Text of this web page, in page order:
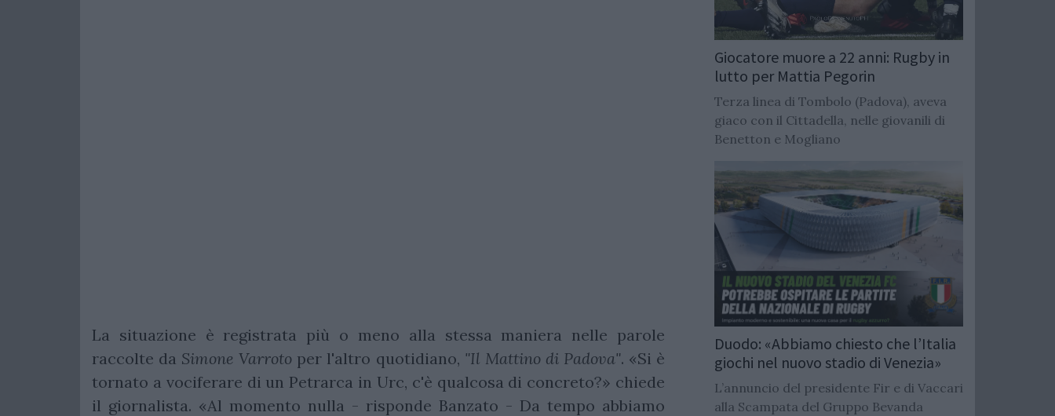
La situazione è registrata più o meno alla stessa maniera nelle parole
raccolte da Simone Varroto per l'altro quotidiano, "Il Mattino di Padova". «Si è
tornato a vociferare di un Petrarca in Urc, c'è qualcosa di concreto?» chiede
il giornalista. «Al momento nulla - risponde Banzato - Da tempo abbiamo
Giocatore muore a 22 anni: Rugby in
lutto per Mattia Pegorin
Terza linea di Tombolo (Padova), aveva
giaco con il Cittadella, nelle giovanili di
Benetton e Mogliano
Duodo: «Abbiamo chiesto che l’Italia
giochi nel nuovo stadio di Venezia»
L’annuncio del presidente Fir e di Vaccari
alla Scampata del Gruppo Bevanda